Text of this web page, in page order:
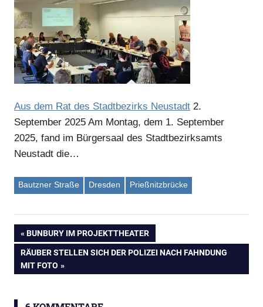
Aus dem Rat des Stadtbezirks Neustadt 2.
September 2025 Am Montag, dem 1. September
2025, fand im Bürgersaal des Stadtbezirksamts
Neustadt die…
Bautzner Straße Dresden Prießnitzbrücke
Beitragsnavigation
VORHERIGER
BEITRAG:
BUNBURY IM PROJEKTTHEATER
NÄCHSTER
BEITRAG:
RÄUBER STELLEN SICH DER POLIZEI NACH FAHNDUNG
MIT FOTO